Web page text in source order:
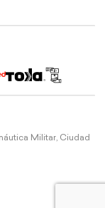
Militar, Ciudad